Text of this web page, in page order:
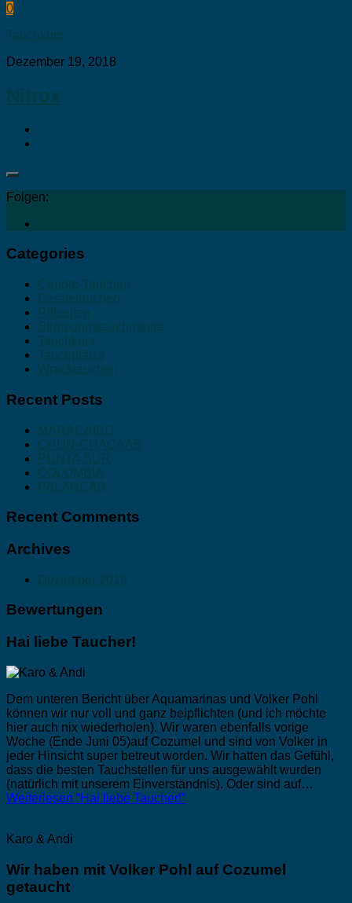
0
Tauchkurs
Dezember 19, 2018
Nitrox
Folgen:
Categories
Cenote-Tauchen
Gerätetauchen
Riffseiten
Strömungstauchgänge
Tauchkurs
Tauchplätze
Wracktauchen
Recent Posts
MARACAIBO
CHUN-CHACAAB
PUNTA SUR
COLOMBIA
PALANCAR
Recent Comments
Archives
Dezember 2018
Bewertungen
Hai liebe Taucher!
Dem unteren Bericht über Aquamarinas und Volker Pohl
können wir nur voll und ganz beipflichten (und ich möchte
hier auch nix wiederholen). Wir waren ebenfalls vorige
Woche (Ende Juni 05)auf Cozumel und sind von Volker in
jeder Hinsicht super betreut worden. Wir hatten das Gefühl,
dass die besten Tauchstellen für uns ausgewählt wurden
(natürlich mit unserem Einverständnis). Oder sind auf…
Weiterlesen “Hai liebe Taucher!”
Karo & Andi
Wir haben mit Volker Pohl auf Cozumel
getaucht